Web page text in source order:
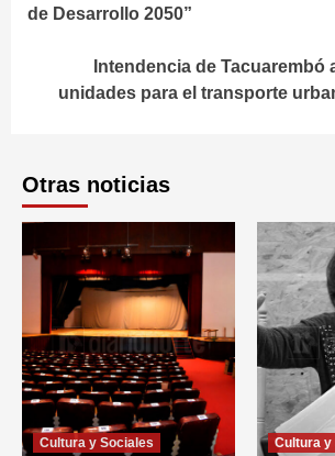
de Desarrollo 2050”
Intendencia de
unidades para el transporte
Otras noticias
Cultura y Sociales Cultura y